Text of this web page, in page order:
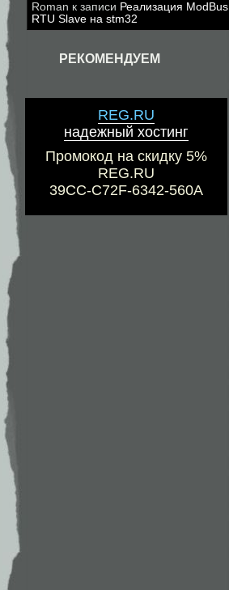
Roman к записи Реализация ModBus
RTU Slave на stm32
РЕКОМЕНДУЕМ
REG.RU
надежный хостинг
Промокод на скидку 5%
REG.RU
39CC-C72F-6342-560A